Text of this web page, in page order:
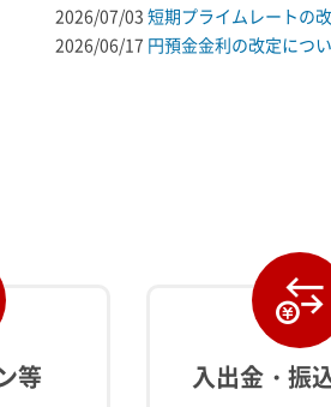
2026/07/03 短期プライムレートの
2026/06/17 円預金金利の改定につ
等 入出金・振